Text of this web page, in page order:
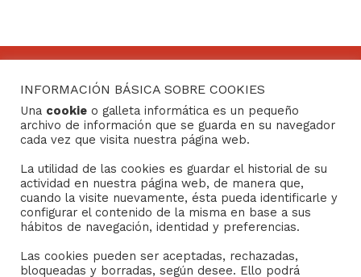
CONTACTO
Consejo General de Hermandades y Cofradías de la
ciudad de Sevilla
C/ San Gregorio 26. 41004- Sevilla
(+34) 954 21 59 27
boletin@hermandades-de-sevilla.org
INFORMACIÓN BÁSICA SOBRE COOKIES
Una cookie o galleta informática es un pequeño
archivo de información que se guarda en su navegador
cada vez que visita nuestra página web.
La utilidad de las cookies es guardar el historial de su
actividad en nuestra página web, de manera que,
cuando la visite nuevamente, ésta pueda identificarle y
configurar el contenido de la misma en base a sus
hábitos de navegación, identidad y preferencias.
Las cookies pueden ser aceptadas, rechazadas,
bloqueadas y borradas, según desee. Ello podrá